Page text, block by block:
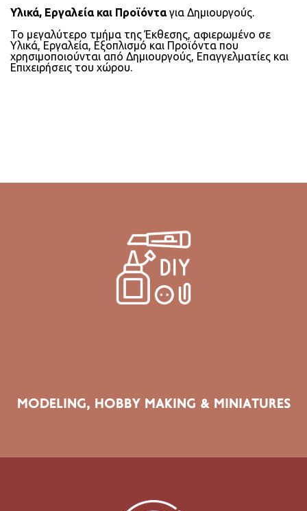
Υλικά, Εργαλεία και Προϊόνταγια Δημιουργούς.
Το μεγαλύτερο τμήμα της Έκθεσης, αφιερωμένο σε
Υλικά, Εργαλεία, Εξοπλισμό και Προϊόντα που
χρησιμοποιούνται από Δημιουργούς, Επαγγελματίες και
Επιχειρήσεις του χώρου.
MODELING, HOBBY MAKING & MINIATURES
ΠΡΟΪΌΝΤΑ ΤΟΜΈΑ